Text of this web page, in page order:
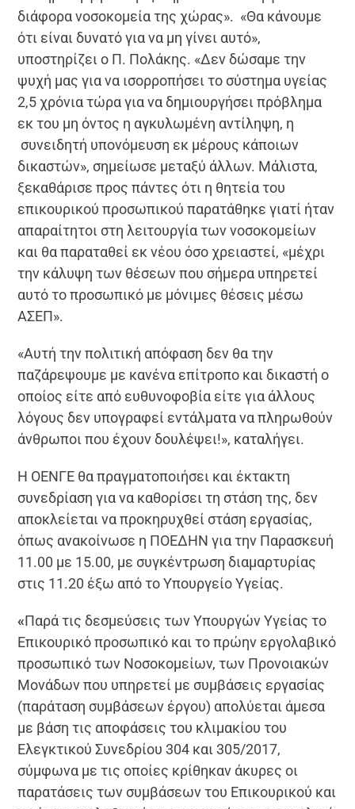
διάφορα νοσοκομεία της χώρας». «Θα κάνουμε
ότι είναι δυνατό για να μη γίνει αυτό»,
υποστηρίζει ο Π. Πολάκης. «Δεν δώσαμε την
ψυχή μας για να ισορροπήσει το σύστημα υγείας
2,5 χρόνια τώρα για να δημιουργήσει πρόβλημα
εκ του μη όντος η αγκυλωμένη αντίληψη, η
συνειδητή υπονόμευση εκ μέρους κάποιων
δικαστών», σημείωσε μεταξύ άλλων. Μάλιστα,
ξεκαθάρισε προς πάντες ότι η θητεία του
επικουρικού προσωπικού παρατάθηκε γιατί ήταν
απαραίτητοι στη λειτουργία των νοσοκομείων
και θα παραταθεί εκ νέου όσο χρειαστεί, «μέχρι
την κάλυψη των θέσεων που σήμερα υπηρετεί
αυτό το προσωπικό με μόνιμες θέσεις μέσω
ΑΣΕΠ».
«Αυτή την πολιτική απόφαση δεν θα την
παζάρεψουμε με κανένα επίτροπο και δικαστή ο
οποίος είτε από ευθυνοφοβία είτε για άλλους
λόγους δεν υπογραφεί εντάλματα να πληρωθούν
άνθρωποι που έχουν δουλέψει!», καταλήγει.
Η ΟΕΝΓΕ θα πραγματοποιήσει και έκτακτη
συνεδρίαση για να καθορίσει τη στάση της, δεν
αποκλείεται να προκηρυχθεί στάση εργασίας,
όπως ανακοίνωσε η ΠΟΕΔΗΝ για την Παρασκευή
11.00 με 15.00, με συγκέντρωση διαμαρτυρίας
στις 11.20 έξω από το Υπουργείο Υγείας.
«Παρά τις δεσμεύσεις των Υπουργών Υγείας το
Επικουρικό προσωπικό και το πρώην εργολαβικό
προσωπικό των Νοσοκομείων, των Προνοιακών
Μονάδων που υπηρετεί με συμβάσεις εργασίας
(παράταση συμβάσεων έργου) απολύεται άμεσα
με βάση τις αποφάσεις του κλιμακίου του
Ελεγκτικού Συνεδρίου 304 και 305/2017,
σύμφωνα με τις οποίες κρίθηκαν άκυρες οι
παρατάσεις των συμβάσεων του Επικουρικού και